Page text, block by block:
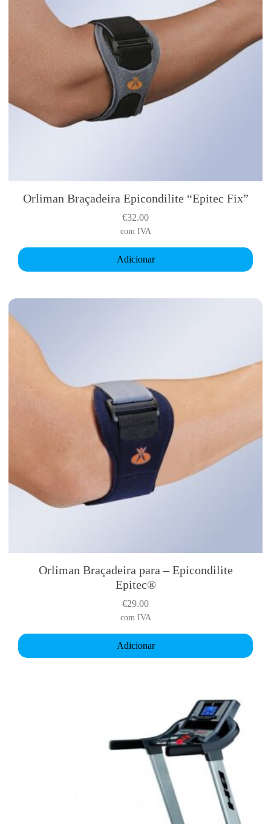
Orliman Braçadeira Epicondilite “Epitec Fix”
€32.00
com IVA
Adicionar
Orliman Braçadeira para – Epicondilite
Epitec®
€29.00
com IVA
Adicionar